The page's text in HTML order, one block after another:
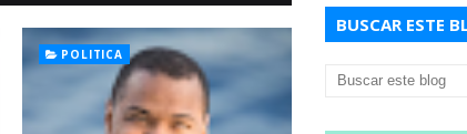
POLITICA
BUSCAR ESTE